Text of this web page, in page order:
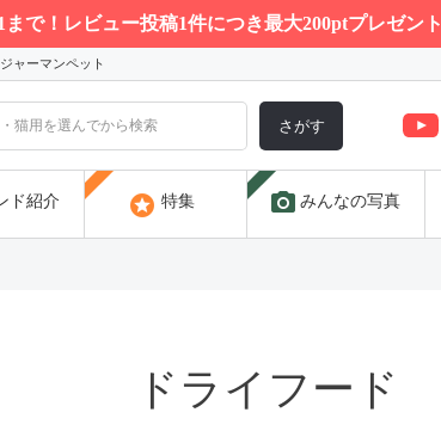
まで！レビュー投稿1件につき最大200ptプレゼント
ャーマンペット
さがす
ド紹介 stars 特集 photo_camera みんなの写真
ドライフード